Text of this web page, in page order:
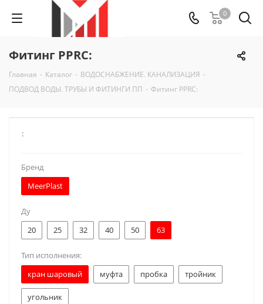
0
Фитинг PPRC:
Главная - Каталог - ВОДОСНАБЖЕНИЕ. КАНАЛИЗАЦИЯ -
ПОДВОД ВОДЫ. ТРУБЫ И ФИТИНГИ ПП - Фитинг PPRC:
:
Бренд
MeerPlast
Ду
20
25 32 40 50 63
Тип исполнения:
кран шаровый
муфта пробка тройник
угольник